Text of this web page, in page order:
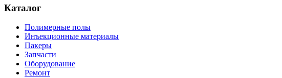
Каталог
Полимерные полы
Инъекционные материалы
Пакеры
Запчасти
Оборудование
Ремонт